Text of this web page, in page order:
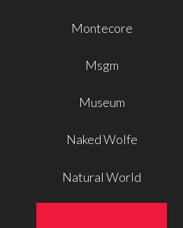
Montecore
Msgm
Museum
Naked Wolfe
Natural World